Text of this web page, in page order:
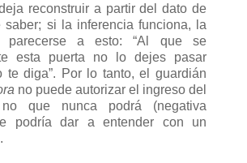
reconstruir a partir del dato de
saber; si la inferencia funciona, la
parecerse a esto: “Al que se
esta puerta no lo dejes pasar
te diga”. Por lo tanto, el guardián
no puede autorizar el ingreso del
no que nunca podrá (negativa
podría dar a entender con un